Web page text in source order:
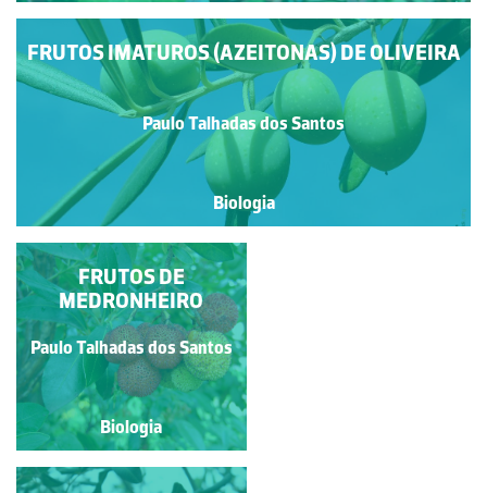
FRUTOS IMATUROS (AZEITONAS) DE OLIVEIRA
Paulo Talhadas dos Santos
Biologia
FRUTOS DE
AZINHEIRA
Paulo Talhadas dos Santos
Biologia
FRUTOS DE
MEDRONHEIRO
Paulo Talhadas dos Santos
Biologia